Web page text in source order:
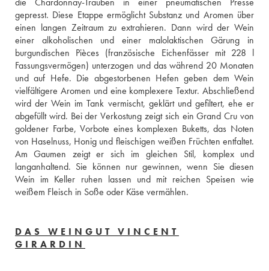
gepresst. Diese Etappe ermöglicht Substanz und Aromen über
einen langen Zeitraum zu extrahieren. Dann wird der Wein
einer alkoholischen und einer malolaktischen Gärung in
burgundischen Pièces (französische Eichenfässer mit 228 l
Fassungsvermögen) unterzogen und das während 20 Monaten
und auf Hefe. Die abgestorbenen Hefen geben dem Wein
vielfältigere Aromen und eine komplexere Textur. Abschließend
wird der Wein im Tank vermischt, geklärt und gefiltert, ehe er
abgefüllt wird. Bei der Verkostung zeigt sich ein Grand Cru von
goldener Farbe, Vorbote eines komplexen Buketts, das Noten
von Haselnuss, Honig und fleischigen weißen Früchten entfaltet.
Am Gaumen zeigt er sich im gleichen Stil, komplex und
langanhaltend. Sie können nur gewinnen, wenn Sie diesen
Wein im Keller ruhen lassen und mit reichen Speisen wie
weißem Fleisch in Soße oder Käse vermählen.
DAS WEINGUT VINCENT
GIRARDIN